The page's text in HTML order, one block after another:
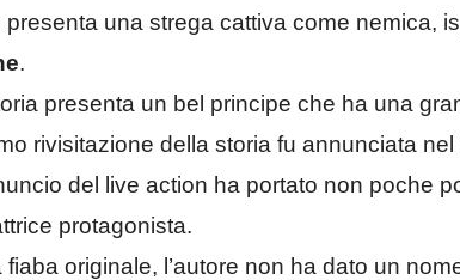
presenta una strega cattiva come nemica,
.
presenta un bel principe che ha una
rivisitazione della storia fu annunciata
del live action ha portato non poche
protagonista.
fiaba originale, l’autore non ha dato un